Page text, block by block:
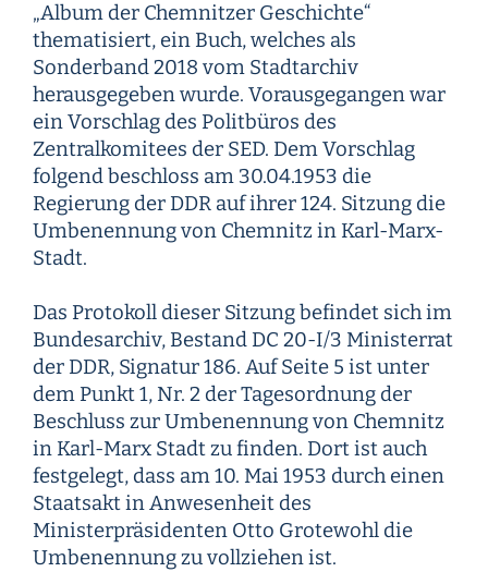
„Album der Chemnitzer Geschichte“
thematisiert, ein Buch, welches als
Sonderband 2018 vom Stadtarchiv
herausgegeben wurde. Vorausgegangen war
ein Vorschlag des Politbüros des
Zentralkomitees der SED. Dem Vorschlag
folgend beschloss am 30.04.1953 die
Regierung der DDR auf ihrer 124. Sitzung die
Umbenennung von Chemnitz in Karl-Marx-
Stadt.
Das Protokoll dieser Sitzung befindet sich im
Bundesarchiv, Bestand DC 20-I/3 Ministerrat
der DDR, Signatur 186. Auf Seite 5 ist unter
dem Punkt 1, Nr. 2 der Tagesordnung der
Beschluss zur Umbenennung von Chemnitz
in Karl-Marx Stadt zu finden. Dort ist auch
festgelegt, dass am 10. Mai 1953 durch einen
Staatsakt in Anwesenheit des
Ministerpräsidenten Otto Grotewohl die
Umbenennung zu vollziehen ist.